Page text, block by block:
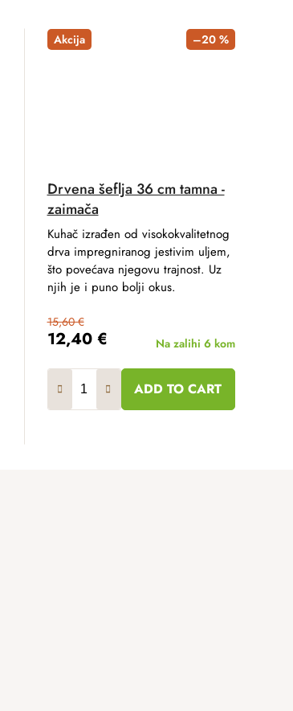
Akcija –20 %
Drvena šeflja 36 cm tamna -
zaimača
12,40 €
15,60 €
Na zalihi 6 kom
ADD TO CART
Kuhač izrađen od visokokvalitetnog
drva impregniranog jestivim uljem,
što povećava njegovu trajnost. Uz
njih je i puno bolji okus.